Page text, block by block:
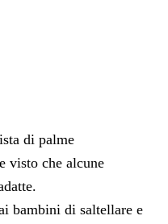
di palme
visto che alcune
bambini di saltellare e